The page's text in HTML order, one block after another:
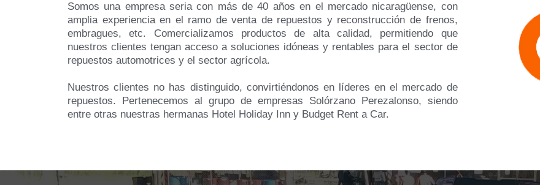
Somos una empresa seria con más de 40 años en el mercado nicaragüense, con
amplia experiencia en el ramo de venta de repuestos y reconstrucción de frenos,
embragues, etc. Comercializamos productos de alta calidad, permitiendo que
nuestros clientes tengan acceso a soluciones idóneas y rentables para el sector de
repuestos automotrices y el sector agrícola.
Nuestros clientes no has distinguido, convirtiéndonos en líderes en el mercado de
repuestos. Pertenecemos al grupo de empresas Solórzano Perezalonso, siendo
entre otras nuestras hermanas Hotel Holiday Inn y Budget Rent a Car.